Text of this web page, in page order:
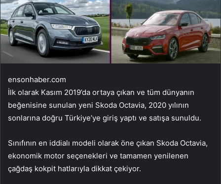
ensonhaber.com
İlk olarak Kasım 2019’da ortaya çıkan ve tüm dünyanın
beğenisine sunulan yeni Skoda Octavia, 2020 yılının
sonlarına doğru Türkiye’ye giriş yaptı ve satışa sunuldu.
Sınıfının en iddialı modeli olarak öne çıkan Skoda Octavia,
ekonomik motor seçenekleri ve tamamen yenilenen
çağdaş kokpit hatlarıyla dikkat çekiyor.